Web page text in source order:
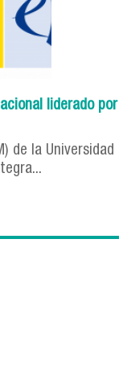
liderado por
de la Universidad